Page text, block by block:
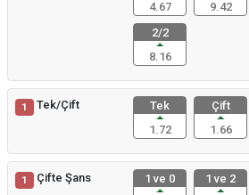
4.67
9.42
2/2
8.16
1 Tek/Çift
Tek
1.72
Çift
1.66
1 Çifte Şans
1 ve 0
1 ve 2